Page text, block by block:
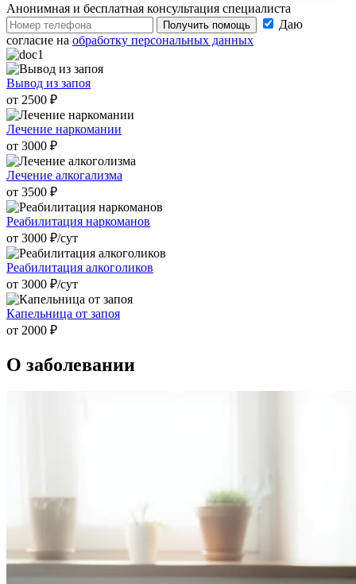
Анонимная и бесплатная консультация специалиста
Получить помощь
Даю
согласие на обработку персональных данных
Вывод из запоя
от 2500 ₽
Лечение наркомании
от 3000 ₽
Лечение алкогализма
от 3500 ₽
Реабилитация наркоманов
от 3000 ₽/cут
Реабилитация алкоголиков
от 3000 ₽/cут
Капельница от запоя
от 2000 ₽
О заболевании